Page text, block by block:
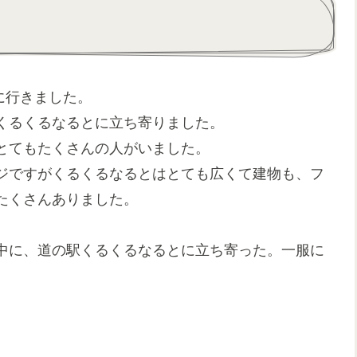
きました。
くるなるとに立ち寄りました。
もたくさんの人がいました。
すがくるくるなるとはとても広くて建物も、フ
さんありました。
、道の駅くるくるなるとに立ち寄った。一服に